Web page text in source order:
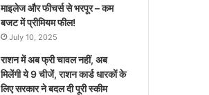
माइलेज और फीचर्स से भरपूर – कम
बजट में प्रीमियम फील!
July 10, 2025
राशन में अब फ्री चावल नहीं, अब
मिलेंगी ये 9 चीजें, राशन कार्ड धारकों के
लिए सरकार ने बदल दी पूरी स्कीम